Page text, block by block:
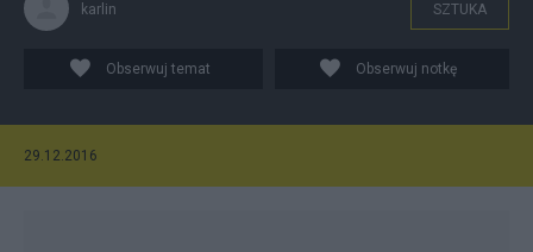
karlin SZTUKA
Obserwuj temat Obserwuj notkę
29.12.2016